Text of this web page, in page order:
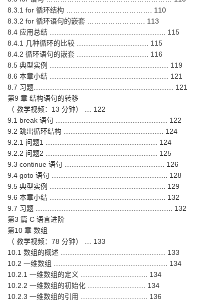
8.3.1 for 循环结构 ………………………………. 110
8.3.2 for 循环语句的嵌套 ……………………. 113
8.4 应用总结 ………………………………………….. 115
8.4.1 几种循环的比较 …………………………. 115
8.4.2 循环语句的嵌套 …………………………. 116
8.5 典型实例 …………………………………………… 119
8.6 本章小结 …………………………………………… 121
8.7 习题…………………………………………………… 121
第9 章 结构语句的转移
（ 教学视频：13 分钟） … 122
9.1 break 语句 ………………………………………… 122
9.2 跳出循环结构 ……………………………………. 124
9.2.1 问题1 ………………………………………… 124
9.2.2 问题2 ………………………………………… 125
9.3 continue 语句 ……………………………………. 126
9.4 goto 语句 ………………………………………….. 128
9.5 典型实例 ………………………………………….. 129
9.6 本章小结 ………………………………………….. 132
9.7 习题 ………………………………………………….. 132
第3 篇 C 语言进阶
第10 章 数组
（ 教学视频：78 分钟） … 133
10.1 数组的概述 ……………………………………… 133
10.2 一维数组 …………………………………………. 134
10.2.1 一维数组的定义 ……………………….. 134
10.2.2 一维数组的初始化 ……………………. 134
10.2.3 一维数组的引用 ……………………….. 136